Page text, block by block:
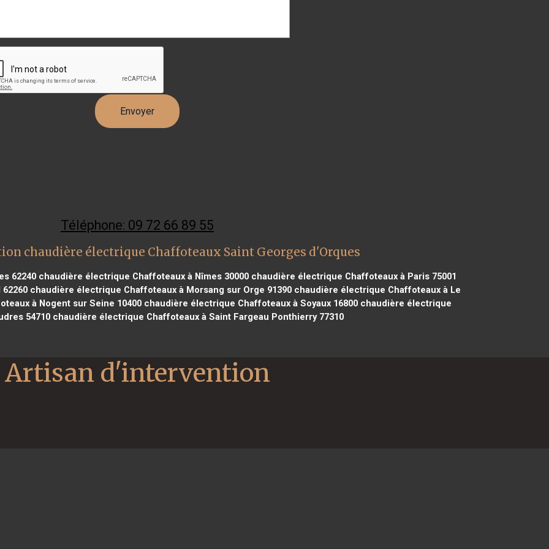
Téléphone: 09 72 66 89 55
chaudière électrique Chaffoteaux Saint Georges d'Orques
62240 chaudière électrique Chaffoteaux à Nîmes 30000 chaudière électrique Chaffoteaux à Paris 75001
chaudière électrique Chaffoteaux à Morsang sur Orge 91390 chaudière électrique Chaffoteaux à Le
à Nogent sur Seine 10400 chaudière électrique Chaffoteaux à Soyaux 16800 chaudière électrique
54710 chaudière électrique Chaffoteaux à Saint Fargeau Ponthierry 77310
Artisan d'intervention